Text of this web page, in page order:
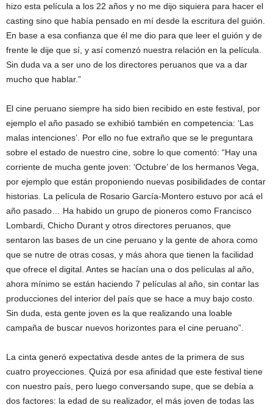
hizo esta película a los 22 años y no me dijo siquiera para hacer el
casting sino que había pensado en mí desde la escritura del guión.
En base a esa confianza que él me dio para que leer el guión y de
frente le dije que sí, y así comenzó nuestra relación en la película.
Sin duda va a ser uno de los directores peruanos que va a dar
mucho que hablar.”
El cine peruano siempre ha sido bien recibido en este festival, por
ejemplo el año pasado se exhibió también en competencia: ‘Las
malas intenciones’. Por ello no fue extraño que se le preguntara
sobre el estado de nuestro cine, sobre lo que comentó: “Hay una
corriente de mucha gente joven: ‘Octubre’ de los hermanos Vega,
por ejemplo que están proponiendo nuevas posibilidades de contar
historias. La película de Rosario García-Montero estuvo por acá el
año pasado… Ha habido un grupo de pioneros como Francisco
Lombardi, Chicho Durant y otros directores peruanos, que
sentaron las bases de un cine peruano y la gente de ahora como
que se nutre de otras cosas, y más ahora que tienen la facilidad
que ofrece el digital. Antes se hacían una o dos películas al año,
ahora mínimo se están haciendo 7 películas al año, sin contar las
producciones del interior del país que se hace a muy bajo costo.
Sin duda, esta gente joven es la que realizando una loable
campaña de buscar nuevos horizontes para el cine peruano”.
La cinta generó expectativa desde antes de la primera de sus
cuatro proyecciones. Quizá por esa afinidad que este festival tiene
con nuestro país, pero luego conversando supe, que se debía a
dos factores: la edad de su realizador, el más joven de todas las